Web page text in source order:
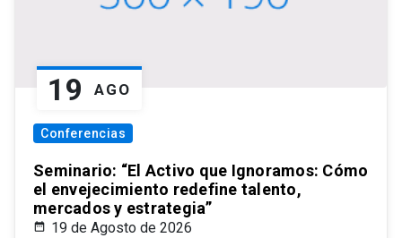
19 AGO
Conferencias
Seminario: “El Activo que Ignoramos: Cómo
el envejecimiento redefine talento,
mercados y estrategia”
19 de Agosto de 2026